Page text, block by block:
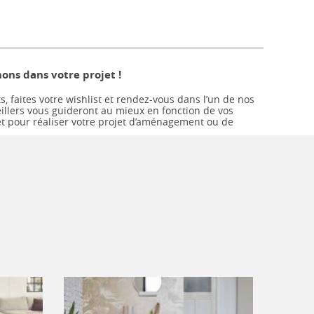
dans votre projet !
faites votre wishlist et rendez-vous dans l’un de nos
vous guideront au mieux en fonction de vos
pour réaliser votre projet d’aménagement ou de
Classique